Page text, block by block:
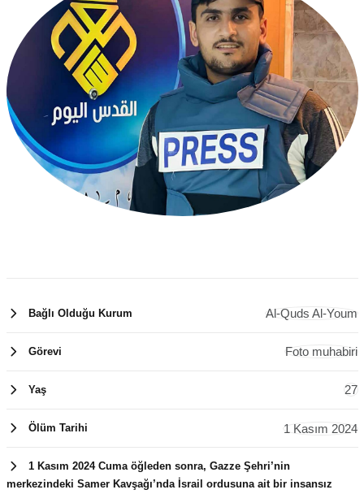
Bağlı Olduğu Kurum Al-Quds Al-Youm
Görevi Foto muhabiri
Yaş 27
Ölüm Tarihi 1 Kasım 2024
1 Kasım 2024 Cuma öğleden sonra, Gazze Şehri’nin
merkezindeki Samer Kavşağı’nda İsrail ordusuna ait bir insansız